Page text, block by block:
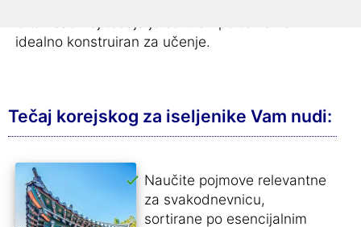
idealno konstruiran za učenje.
Tečaj korejskog za iseljenike Vam nudi:
Naučite pojmove relevantne
za svakodnevnicu,
sortirane po esencijalnim